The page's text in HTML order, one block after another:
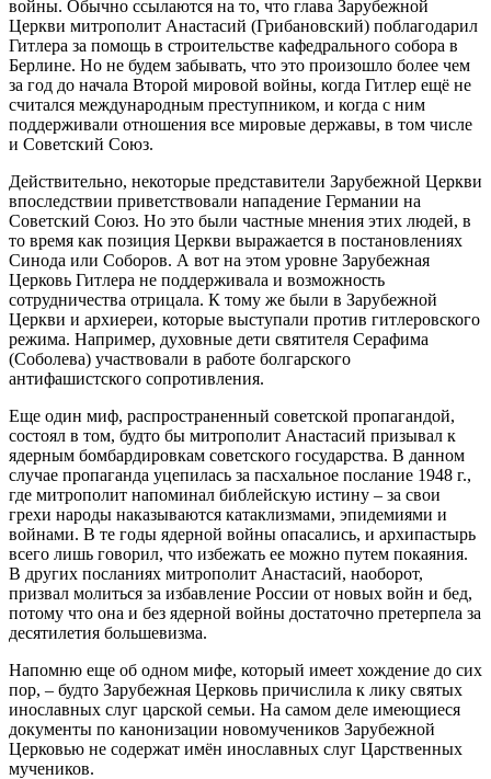
войны. Обычно ссылаются на то, что глава Зарубежной
Церкви митрополит Анастасий (Грибановский) поблагодарил
Гитлера за помощь в строительстве кафедрального собора в
Берлине. Но не будем забывать, что это произошло более чем
за год до начала Второй мировой войны, когда Гитлер ещё не
считался международным преступником, и когда с ним
поддерживали отношения все мировые державы, в том числе
и Советский Союз.
Действительно, некоторые представители Зарубежной Церкви
впоследствии приветствовали нападение Германии на
Советский Союз. Но это были частные мнения этих людей, в
то время как позиция Церкви выражается в постановлениях
Синода или Соборов. А вот на этом уровне Зарубежная
Церковь Гитлера не поддерживала и возможность
сотрудничества отрицала. К тому же были в Зарубежной
Церкви и архиереи, которые выступали против гитлеровского
режима. Например, духовные дети святителя Серафима
(Соболева) участвовали в работе болгарского
антифашистского сопротивления.
Еще один миф, распространенный советской пропагандой,
состоял в том, будто бы митрополит Анастасий призывал к
ядерным бомбардировкам советского государства. В данном
случае пропаганда уцепилась за пасхальное послание 1948 г.,
где митрополит напоминал библейскую истину – за свои
грехи народы наказываются катаклизмами, эпидемиями и
войнами. В те годы ядерной войны опасались, и архипастырь
всего лишь говорил, что избежать ее можно путем покаяния.
В других посланиях митрополит Анастасий, наоборот,
призвал молиться за избавление России от новых войн и бед,
потому что она и без ядерной войны достаточно претерпела за
десятилетия большевизма.
Напомню еще об одном мифе, который имеет хождение до сих
пор, – будто Зарубежная Церковь причислила к лику святых
инославных слуг царской семьи. На самом деле имеющиеся
документы по канонизации новомучеников Зарубежной
Церковью не содержат имён инославных слуг Царственных
мучеников.